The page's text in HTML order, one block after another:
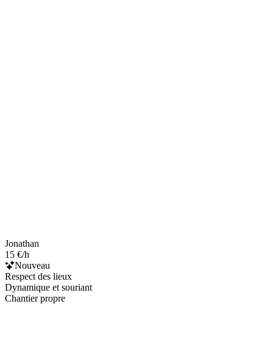
Jonathan
15 €/h
Nouveau
Respect des lieux
Dynamique et souriant
Chantier propre